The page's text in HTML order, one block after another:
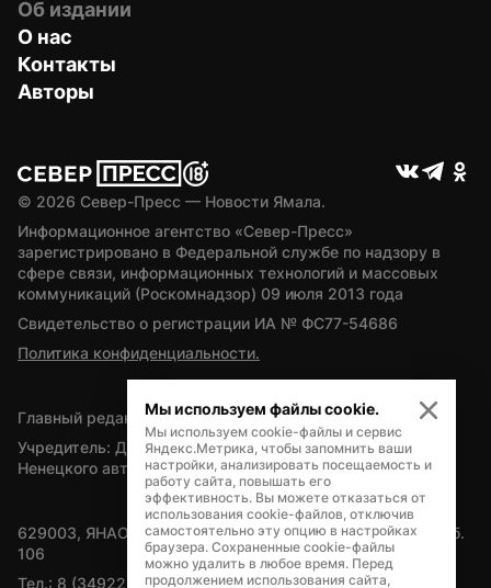
Об издании
О нас
Контакты
Авторы
© 2026 Север-Пресс — Новости Ямала.
Информационное агентство «Север-Пресс»
зарегистрировано в Федеральной службе по надзору в
сфере связи, информационных технологий и массовых
коммуникаций (Роскомнадзор) 09 июля 2013 года
Свидетельство о регистрации ИА № ФС77-54686
Политика конфиденциальности.
Главный редактор — А.Л. Поздеев
Учредитель: Департамент внутренней политики Ямало-
Ненецкого автономного округа
629003, ЯНАО, Салехард, мкр. Богдана Кнунянца, д.1, каб.
106
Тел.: 8 (34922) 71262
Мы используем файлы cookie.
Мы используем cookie-файлы и сервис
Яндекс.Метрика, чтобы запомнить ваши
настройки, анализировать посещаемость и
работу сайта, повышать его
эффективность. Вы можете отказаться от
использования cookie-файлов, отключив
самостоятельно эту опцию в настройках
браузера. Сохраненные cookie-файлы
можно удалить в любое время. Перед
продолжением использования сайта,